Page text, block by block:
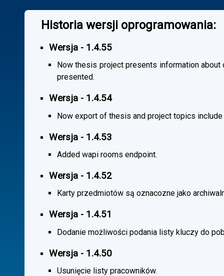
Historia wersji oprogramowania:
Wersja - 1.4.55
Now thesis project presents information
presented.
Wersja - 1.4.54
Now export of thesis and project topics
Wersja - 1.4.53
Added wapi rooms endpoint.
Wersja - 1.4.52
Karty przedmiotów są oznacozne jako
Wersja - 1.4.51
Dodanie możliwości podania listy kluczy do
Wersja - 1.4.50
Usunięcie listy pracowników.